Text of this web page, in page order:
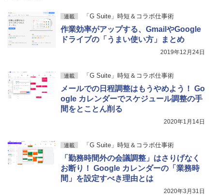
連載 「G Suite」時短＆コラボ仕事術
作業効率がアップする、GmailやGoogle
ドライブの「うまい使い方」まとめ
2019年12月24日
連載 「G Suite」時短＆コラボ仕事術
メールでの日程調整はもうやめよう！ Go
ogle カレンダーでスケジュール調整の手
間をとことん削る
2020年1月14日
連載 「G Suite」時短＆コラボ仕事術
「勤務時間外の会議調整」はさりげなく
お断り！ Google カレンダーの「業務時
間」を設定すべき理由とは
2020年3月31日